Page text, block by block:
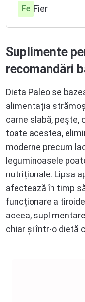
C Vitamina C
Fe Fier
Molibden
Mg Magneziu
Se Seleniu
Zn Zinc
Suplimente
recomandări
Dieta Paleo se
alimentația
carne slabă, pește,
toate acestea,
moderne precum
leguminoasele
nutriționale. Lipsa
afectează în timp
funcționare a
aceea,
chiar și într-o dietă